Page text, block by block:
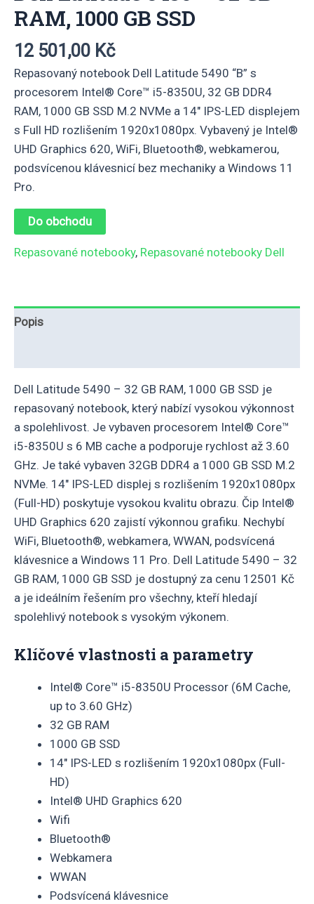
RAM, 1000 GB SSD
12 501,00 Kč
Repasovaný notebook Dell Latitude 5490 “B” s
procesorem Intel® Core™ i5-8350U, 32 GB DDR4
RAM, 1000 GB SSD M.2 NVMe a 14″ IPS-LED displejem
s Full HD rozlišením 1920x1080px. Vybavený je Intel®
UHD Graphics 620, WiFi, Bluetooth®, webkamerou,
podsvícenou klávesnicí bez mechaniky a Windows 11
Pro.
Do obchodu
Repasované notebooky, Repasované notebooky Dell
Popis
Dell Latitude 5490 – 32 GB RAM, 1000 GB SSD je
repasovaný notebook, který nabízí vysokou výkonnost
a spolehlivost. Je vybaven procesorem Intel® Core™
i5-8350U s 6 MB cache a podporuje rychlost až 3.60
GHz. Je také vybaven 32GB DDR4 a 1000 GB SSD M.2
NVMe. 14″ IPS-LED displej s rozlišením 1920x1080px
(Full-HD) poskytuje vysokou kvalitu obrazu. Čip Intel®
UHD Graphics 620 zajistí výkonnou grafiku. Nechybí
WiFi, Bluetooth®, webkamera, WWAN, podsvícená
klávesnice a Windows 11 Pro. Dell Latitude 5490 – 32
GB RAM, 1000 GB SSD je dostupný za cenu 12501 Kč
a je ideálním řešením pro všechny, kteří hledají
spolehlivý notebook s vysokým výkonem.
Klíčové vlastnosti a parametry
Intel® Core™ i5-8350U Processor (6M Cache,
up to 3.60 GHz)
32 GB RAM
1000 GB SSD
14″ IPS-LED s rozlišením 1920x1080px (Full-
HD)
Intel® UHD Graphics 620
Wifi
Bluetooth®
Webkamera
WWAN
Podsvícená klávesnice